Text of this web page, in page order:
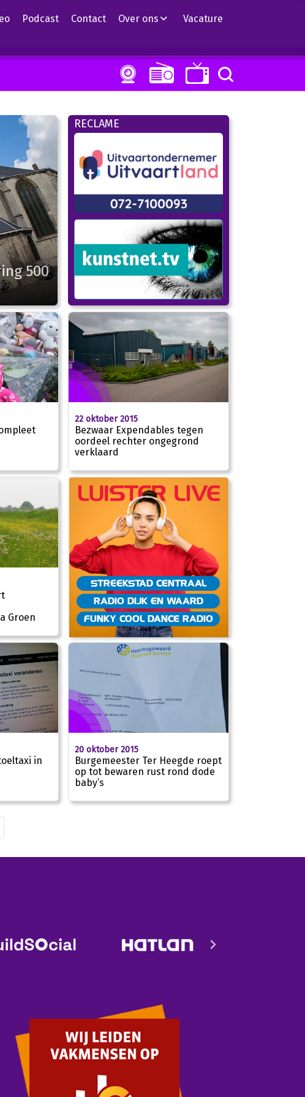
Podcast Contact Over ons Vacature
500
RECLAME
22 oktober 2015
Bezwaar Expendables tegen
oordeel rechter ongegrond
verklaard
Groen
STREEKSTAD CENTRAAL
RADIO DIJK EN WAARD
FUNKY COOL DANCE RADIO
in
20 oktober 2015
Burgemeester Ter Heegde roept
op tot bewaren rust rond dode
baby’s